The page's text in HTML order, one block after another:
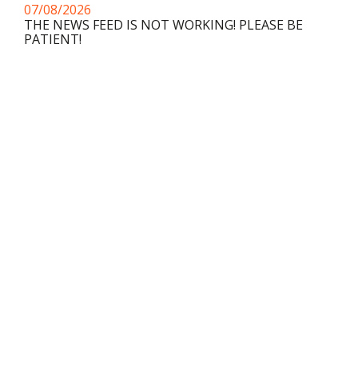
07/08/2026
THE NEWS FEED IS NOT WORKING! PLEASE BE
PATIENT!